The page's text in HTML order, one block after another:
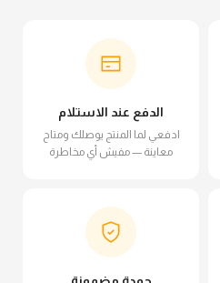
الدفع عند الاستلام
ادفعي لما المنتج يوصلك ومتاح
معاينة — مفيش أي مخاطرة